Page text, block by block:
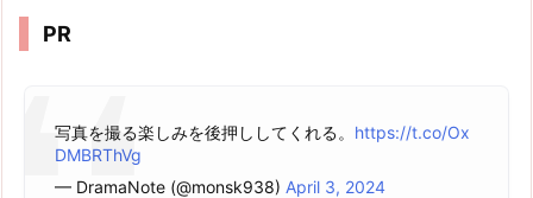
PR
写真を撮る楽しみを後押ししてくれる。 https://t.co/Ox
DMBRThVg
— DramaNote (@monsk938) April 3, 2024